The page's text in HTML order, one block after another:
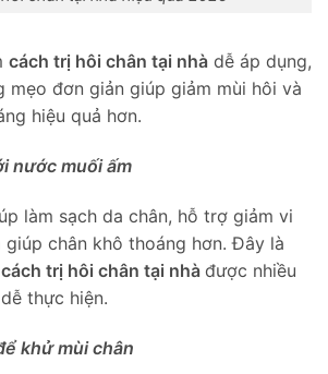
cách trị hôi chân tại nhà dễ áp dụng,
mẹo đơn giản giúp giảm mùi hôi và
hiệu quả hơn.
nước muối ấm
làm sạch da chân, hỗ trợ giảm vi
giúp chân khô thoáng hơn. Đây là
cách trị hôi chân tại nhà được nhiều
thực hiện.
khử mùi chân